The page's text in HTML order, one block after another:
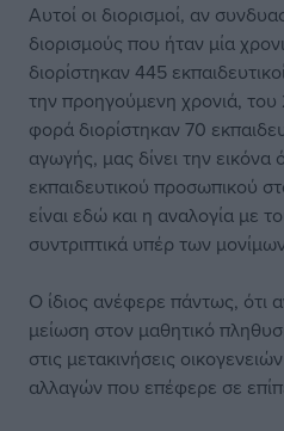
Αυτοί οι διορισμοί, αν
διορισμούς που ήταν μία
διορίστηκαν 445
την προηγούμενη χρονιά,
φορά διορίστηκαν 70
αγωγής, μας δίνει την εικόνα
εκπαιδευτικού προσωπικού
είναι εδώ και η αναλογία με
συντριπτικά υπέρ των
Ο ίδιος ανέφερε πάντως, ότι
μείωση στον μαθητικό
στις μετακινήσεις
αλλαγών που επέφερε σε